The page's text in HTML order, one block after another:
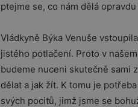
ptejme se, co nám dělá
Vládkyně Býka Venuše
jistého potlačení. Proto v
budeme nuceni skutečně sami
dělat a jak žít. K tomu je
svých pocitů, jimž jsme se